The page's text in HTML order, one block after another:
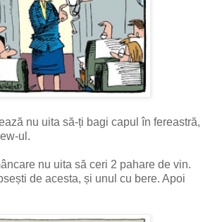
nu uita să-ți bagi capul în fereastră,
ul.
nu uita să ceri 2 pahare de vin.
de acesta, și unul cu bere. Apoi